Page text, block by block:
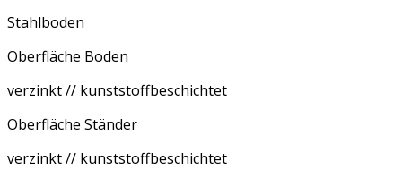
Stahlboden
Oberfläche Boden
verzinkt // kunststoffbeschichtet
Oberfläche Ständer
verzinkt // kunststoffbeschichtet